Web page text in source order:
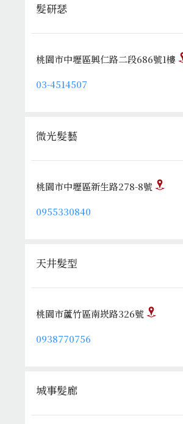
髮研瑟
桃園市中壢區興仁路二段686號1樓
03-4514507
微光髮藝
桃園市中壢區新生路278-8號
0955330840
天井髮型
桃園市蘆竹區南崁路326號
0938770756
城事髮廊